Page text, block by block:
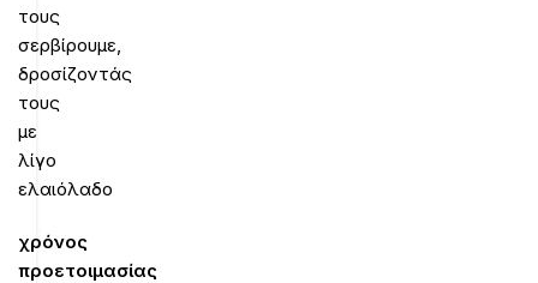
τους
σερβίρουμε,
δροσίζοντάς
τους
με
λίγο
ελαιόλαδο
χρόνος
προετοιμασίας